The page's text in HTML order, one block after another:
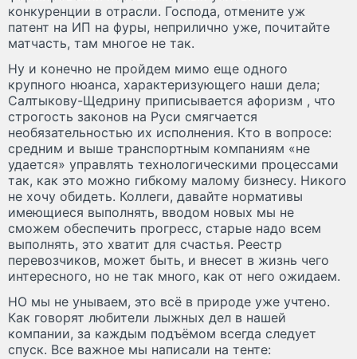
конкуренции в отрасли. Господа, отмените уж
патент на ИП на фуры, неприлично уже, почитайте
матчасть, там многое не так.
Ну и конечно не пройдем мимо еще одного
крупного нюанса, характеризующего наши дела;
Салтыкову-Щедрину приписывается афоризм , что
строгость законов на Руси смягчается
необязательностью их исполнения. Кто в вопросе:
средним и выше транспортным компаниям «не
удается» управлять технологическими процессами
так, как это можно гибкому малому бизнесу. Никого
не хочу обидеть. Коллеги, давайте нормативы
имеющиеся выполнять, вводом новых мы не
сможем обеспечить прогресс, старые надо всем
выполнять, это хватит для счастья. Реестр
перевозчиков, может быть, и внесет в жизнь чего
интересного, но не так много, как от него ожидаем.
НО мы не унываем, это всё в природе уже учтено.
Как говорят любители лыжных дел в нашей
компании, за каждым подъёмом всегда следует
спуск. Все важное мы написали на тенте: